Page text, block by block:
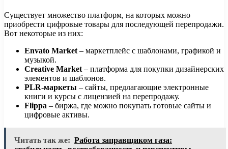
Существует множество платформ, на которых можно
приобрести цифровые товары для последующей перепродажи.
Вот некоторые из них:
Envato Market – маркетплейс с шаблонами, графикой и
музыкой.
Creative Market – платформа для покупки дизайнерских
элементов и шаблонов.
PLR-маркеты – сайты, предлагающие электронные
книги и курсы с лицензией на перепродажу.
Flippa – биржа, где можно покупать готовые сайты и
цифровые активы.
Читать так же: Работа заправщиком газа: